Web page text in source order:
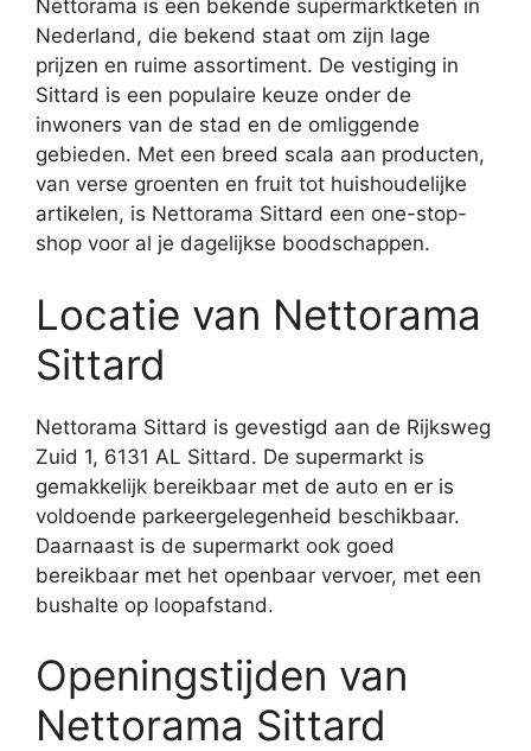
Nettorama is een bekende supermarktketen in
Nederland, die bekend staat om zijn lage
prijzen en ruime assortiment. De vestiging in
Sittard is een populaire keuze onder de
inwoners van de stad en de omliggende
gebieden. Met een breed scala aan producten,
van verse groenten en fruit tot huishoudelijke
artikelen, is Nettorama Sittard een one-stop-
shop voor al je dagelijkse boodschappen.
Locatie van Nettorama
Sittard
Nettorama Sittard is gevestigd aan de Rijksweg
Zuid 1, 6131 AL Sittard. De supermarkt is
gemakkelijk bereikbaar met de auto en er is
voldoende parkeergelegenheid beschikbaar.
Daarnaast is de supermarkt ook goed
bereikbaar met het openbaar vervoer, met een
bushalte op loopafstand.
Openingstijden van
Nettorama Sittard